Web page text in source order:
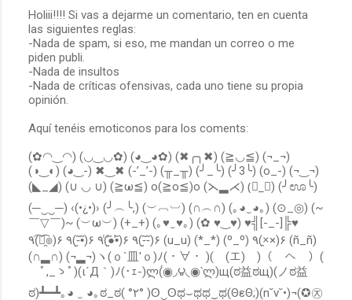
P
u
b
l
i
c
r
n
c
o
m
e
t
a
Holiii!!!! Si vas a dejarme un comentario, ten en cuenta
las siguientes reglas:
-Nada de spam, si eso, me mandan un correo o me
piden publi.
-Nada de insultos
-Nada de críticas ofensivas, cada uno tiene su propia
opinión.
Aquí tenéis emoticonos para los coments:
(✿◠‿◠) (◡‿◡✿) (◕‿◕✿) (✖╭╮✖) (≧◡≦) (¬_¬)
(◑‿◐) (◕‿-) ✖‿✖ (-’_’-) (╥_╥) (╯_╰) (╯3╰) (o_-) (¬‿¬)
(◣_◢) (∪ ◡ ∪) (≧ω≦) o(≧o≦)o (⋋▂⋌) (॓_॔) (╯ಊ╰)
(─‿‿─) ‹(•¿•)› (╯︵╰,) (︶︹︺) (∩︵∩) (｡◕‿◕｡) (⊙_◎) (~
￣▽￣)~ (︶ω︶) (+_+) (｡♥‿♥｡) (✿ ♥‿♥) ♥╣[-_-]╠♥
٩(͡๏̯͡๏)۶ ٩(-̮̮̃•̃)۶ ٩(̾●̮̮̃̾•̃̾)۶ ٩(-̮̮̃-̃)۶ (u_u) (*_*) (º_º) ٩(×̯×)۶ (ñ_ñ)
(∩▂∩) (¬▂¬)ヽ(ｏ`皿′ｏ)ﾉ(・∀・ )(￣(エ)￣)（￣へ￣）(
ﾟ,_ゝﾟ)(ι´Д｀)ﾉ(･ｪ-)ლ(́◉◞౪◟◉‵ლ)щ(ಠ益ಠщ)(ノಠ益
ಠ)┻━┻｡◕ ‿ ◕｡ಠ_ಠ( °٢° )ʘ‿ʘಥ⌣ಥಥ‿ಥ(ΘεΘ;)(n˘v˘•)¬(✪㉨